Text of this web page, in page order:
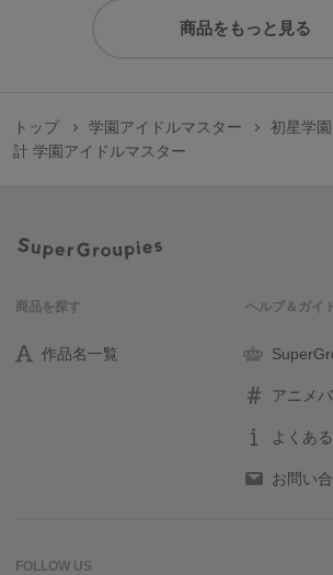
商品をもっと見る
トップ 学園アイドルマスター
初星学
計 学園アイドルマスター
商品を探す
作品名一覧
ヘルプ＆ガイ
アニメ
よくあ
お問い
FOLLOW US